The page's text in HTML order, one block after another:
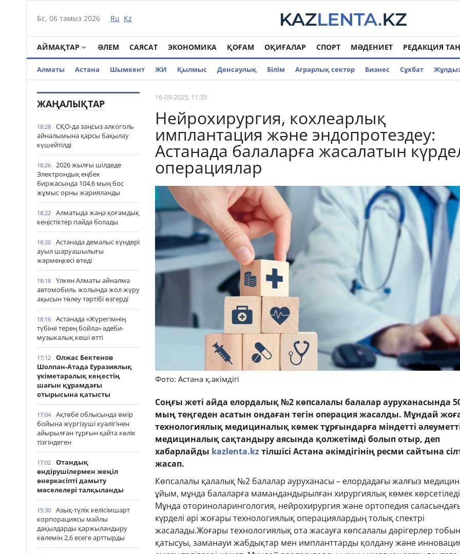
Бс, 06 тамыз 2026 Ru Kz
АЙМАҚТАР ӘЛЕМ САЯСАТ ЭКОНОМИКА ҚОҒАМ ОҚИҒАЛАР СПОРТ МӘДЕНИЕТ РЕДАКЦИЯ
Алматы Астана Шымкент ЖИ Қылмыс Денсаулық Білім Аграрлық сектор Бизнес Cұхбат
ЖАҢАЛЫҚТАР
18:28
СҚО-да заңсыз алкоголь
айналымына қарсы бақылау
күшейтілді
18:26
2026 жылғы шілдеде
Электрондық еңбек
биржасында 104,6 мың бос
жұмыс орны жарияланды
18:22
Алматыда жаңа қоғамдық
кеңістіктер пайда болады
18:20
Астанада демалыс күндері
ауыл шаруашылығы
жәрмеңкесі өтеді
18:18
Үлкен Алматы айналма
автомобиль жолында жол жүру
ақысын төлеу тәртібі өзгерді
18:16
Астанада «Жүрегімнің
түбіне терең бойла» әдеби-
музыкалық кеші өтті
17:12
Олжас Бектенов
Шолпан-Атада Еуразиялық
үкіметаралық кеңестің
шағын құрамдағы
отырысына қатысты
17:04
Ақтөбе облысында өмір
бойына жүргізуші куәлігінен
айырылған тұрғын қайта көлік
тізгіндеген
17:02
Отандық
өндірушілермен жеңіл
өнеркәсіпті дамыту
мәселелері талқыланды
15:30
Азық-түлік келісімшарт
корпорациясы майлы
дақылдарды қаржыландыру
көлемін 2,6 есеге арттырды
16-09-2025, 11:35
Нейрохирургия, кохлеарлық
имплантация және эндопротездеу:
Астанада балаларға жасалатын
операциялар
Фото: Астана қ.әкімдігі
Соңғы жеті айда елордалық №2 көпсалалы балалар ауруханасында
мың теңгеден асатын ондаған тегін операция жасалды. Мұндай
технологиялық медициналық көмек тұрғындарға міндетті
медициналық сақтандыру аясында қолжетімді болып отыр, деп
хабарлайды kazlenta.kzтілшісі Астана әкімдігінің ресми сайтына
жасап.
Көпсалалы қалалық №2 балалар ауруханасы – елордадағы жалғыз
ұйым, мұнда балаларға мамандандырылған хирургиялық көмек
Мұнда оториноларингология, нейрохирургия және ортопедия
күрделі әрі жоғары технологиялық операциялардың толық спектрі
жасалады.Жоғары технологиялық ота жасауға көпсалалы дәрігерлер
қатысуы, заманауи жабдықтар мен импланттарды қолдану және